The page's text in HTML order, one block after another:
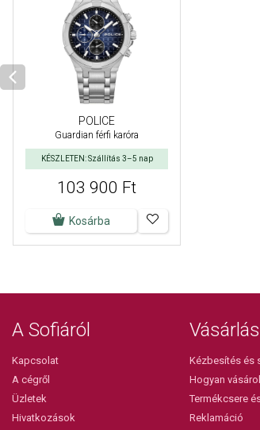
POLICE
Guardian férfi karóra
KÉSZLETEN: Szállítás 3–5 nap
103 900 Ft
Kosárba
A Sofiáról
Kapcsolat
A cégről
Üzletek
Hivatkozások
Vásárlás
Kézbesítés és
Hogyan
Termékcsere
Reklamáció